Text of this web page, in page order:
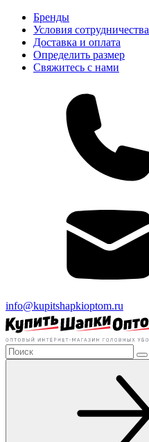
Бренды
Условия сотрудничества
Доставка и оплата
Определить размер
Свяжитесь с нами
info@kupitshapkioptom.ru